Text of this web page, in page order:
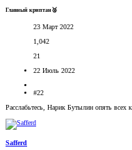
Главный криптан🥈
23 Март 2022
1,042
21
22 Июль 2022
#22
Расслабьтесь, Нарик Бутылин опять всех
Safferd